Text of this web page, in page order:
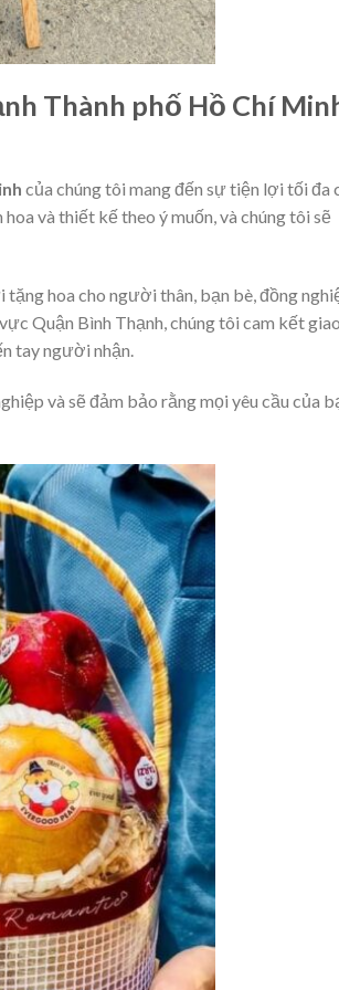
Thành phố Hồ Chí
của chúng tôi mang đến sự tiện lợi tối đa
và thiết kế theo ý muốn, và chúng tôi sẽ
hoa cho người thân, bạn bè, đồng
Quận Bình Thạnh, chúng tôi cam kết giao
tay người nhận.
và sẽ đảm bảo rằng mọi yêu cầu của